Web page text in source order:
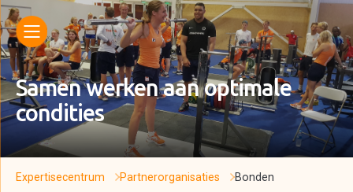
Samen werken aan optimale
condities
Expertisecentrum Partnerorganisaties Bonden